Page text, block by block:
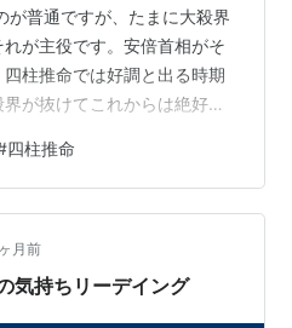
が普通ですが、たまに大殺界
が主役です。安倍首相がそ
柱推命では好調と出る時期
が抜けてこれからは絶好調
獄の釜が開く時期＝3月7月
が暗殺された、トランプ大統
役の大谷翔平の通訳事件は3
。 また、主役の芸能人の急
から9月の間に起きやすいで
四柱推命
月前
気持ちリーデイング